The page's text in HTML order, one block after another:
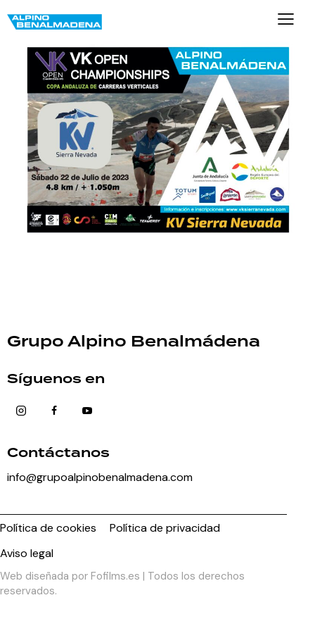
Grupo Alpino Benalmádena
Síguenos en
Contáctanos
info@grupoalpinobenalmadena.com
Política de cookies
Política de privacidad
Aviso legal
Web diseñada por Fofilms.es | Todos los derechos
reservados.